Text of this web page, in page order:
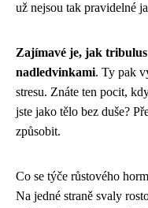
už nejsou tak pravidelné
Zajímavé je, jak
nadledvinkami. Ty pak
stresu. Znáte ten pocit,
jste jako tělo bez duše?
způsobit.
Co se týče růstového
Na jedné straně svaly